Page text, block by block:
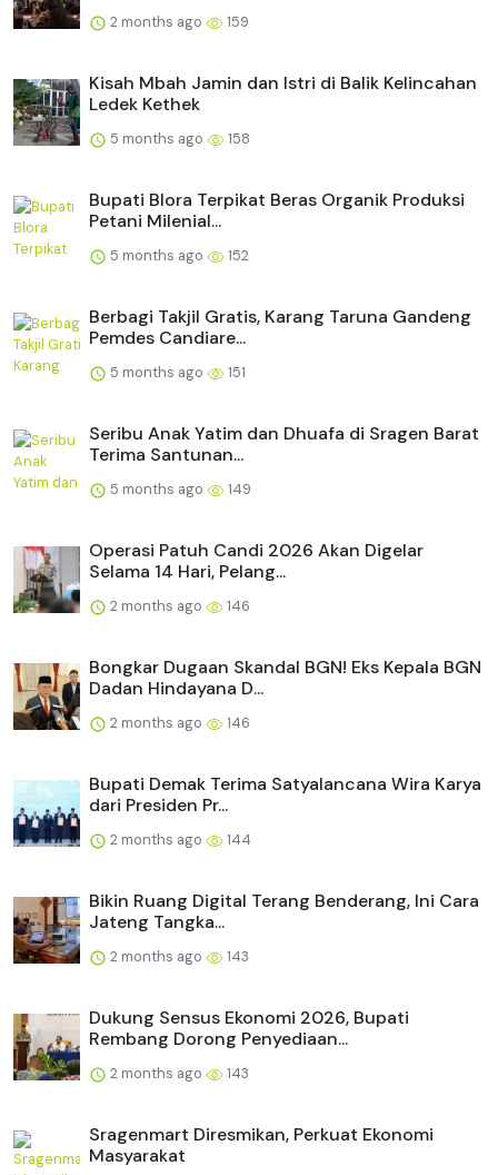
2 months ago 159
Kisah Mbah Jamin dan Istri di Balik Kelincahan
Ledek Kethek
5 months ago 158
Bupati Blora Terpikat Beras Organik Produksi
Petani Milenial...
5 months ago 152
Berbagi Takjil Gratis, Karang Taruna Gandeng
Pemdes Candiare...
5 months ago 151
Seribu Anak Yatim dan Dhuafa di Sragen Barat
Terima Santunan...
5 months ago 149
Operasi Patuh Candi 2026 Akan Digelar
Selama 14 Hari, Pelang...
2 months ago 146
Bongkar Dugaan Skandal BGN! Eks Kepala BGN
Dadan Hindayana D...
2 months ago 146
Bupati Demak Terima Satyalancana Wira Karya
dari Presiden Pr...
2 months ago 144
Bikin Ruang Digital Terang Benderang, Ini Cara
Jateng Tangka...
2 months ago 143
Dukung Sensus Ekonomi 2026, Bupati
Rembang Dorong Penyediaan...
2 months ago 143
Sragenmart Diresmikan, Perkuat Ekonomi
Masyarakat